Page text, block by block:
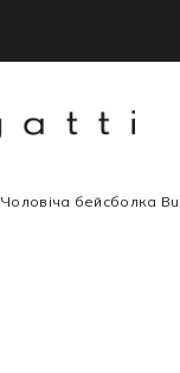
Чоловіча бейсболка